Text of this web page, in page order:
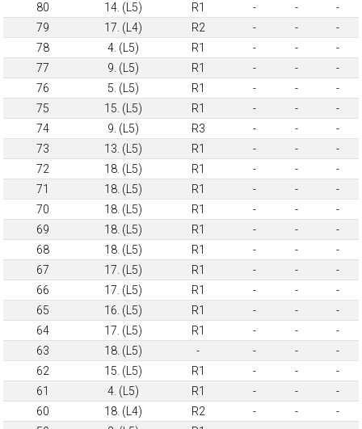
80
14. (L5) R1 - -
-
79
17. (L4) R2 - -
-
78
4. (L5) R1 - -
-
77
9. (L5) R1 - -
-
76
5. (L5) R1 - -
-
75
15. (L5) R1 - -
-
74
9. (L5) R3 - -
-
73
13. (L5) R1 - -
-
72
18. (L5) R1 - -
-
71
18. (L5) R1 - -
-
70
18. (L5) R1 - -
-
69
18. (L5) R1 - -
-
68
18. (L5) R1 - -
-
67
17. (L5) R1 - -
-
66
17. (L5) R1 - -
-
65
16. (L5) R1 - -
-
64
17. (L5) R1 - -
-
63
18. (L5) - - -
-
62
15. (L5) R1 - -
-
61
4. (L5) R1 - -
-
60
18. (L4) R2 - -
-